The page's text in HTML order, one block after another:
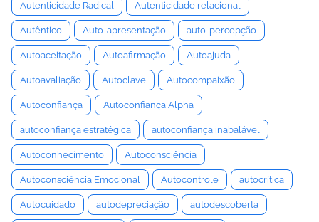
Autenticidade Radical Autenticidade relacional
Autêntico Auto-apresentação auto-percepção
Autoaceitação Autoafirmação Autoajuda
Autoavaliação Autoclave Autocompaixão
Autoconfiança Autoconfiança Alpha
autoconfiança estratégica autoconfiança inabalável
Autoconhecimento Autoconsciência
Autoconsciência Emocional Autocontrole autocrítica
Autocuidado autodepreciação autodescoberta